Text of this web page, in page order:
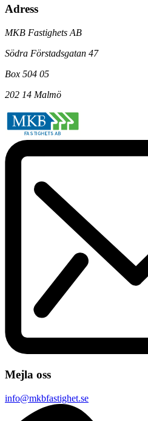
Adress
MKB Fastighets AB
Södra Förstadsgatan 47
Box 504 05
202 14 Malmö
Mejla oss
info@mkbfastighet.se